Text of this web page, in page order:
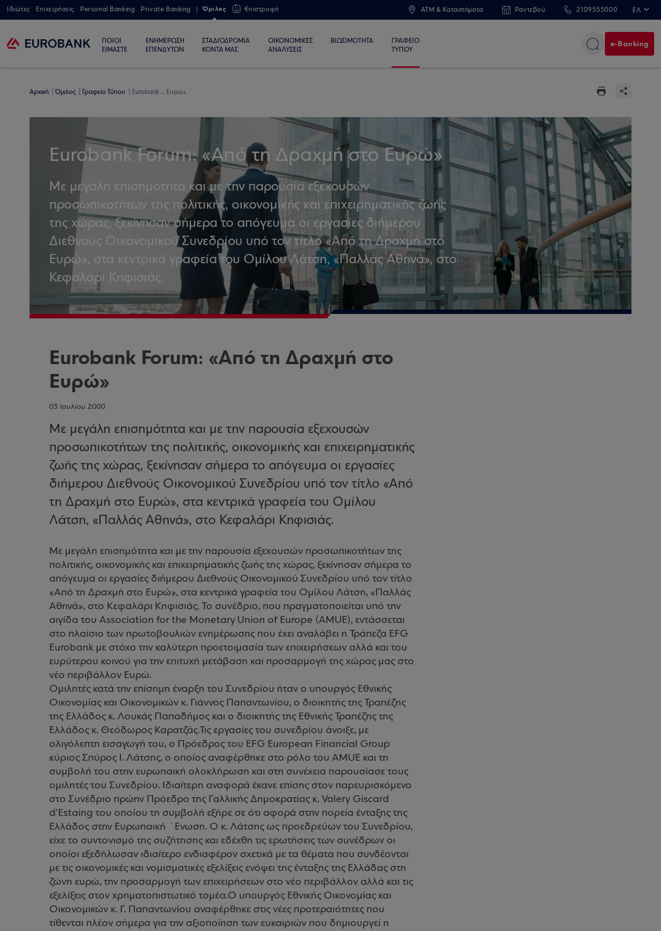
Ιδιώτες Επιχειρήσεις Personal Banking Private Banking Όμιλος €πιστροφή ATM & Καταστήματα Ραντεβού 2109555000 ΕΛ
ΠΟΙΟΙ
ΕΙΜΑΣΤΕ
ΕΝΗΜΕΡΩΣΗ
ΕΠΕΝΔΥΤΩΝ
ΣΤΑΔΙΟΔΡΟΜΙΑ
ΚΟΝΤΑ ΜΑΣ
ΟΙΚΟΝΟΜΙΚΕΣ
ΑΝΑΛΥΣΕΙΣ
ΒΙΩΣΙΜΟΤΗΤΑ
ΓΡΑΦΕΙΟ
ΤΥΠΟΥ
e-Banking
Αρχική Όμιλος Γραφείο Τύπου Eurobank ... Ευρώ»
Eurobank Forum: «Από τη Δραχμή στο Ευρώ»
Με μεγάλη επισημότητα και με την παρουσία εξεχουσών
προσωπικοτήτων της πολιτικής, οικονομικής και επιχειρηματικής ζωής
της χώρας, ξεκίνησαν σήμερα το απόγευμα οι εργασίες διήμερου
Διεθνούς Οικονομικού Συνεδρίου υπό τον τίτλο «Από τη Δραχμή στο
Ευρώ», στα κεντρικά γραφεία του Ομίλου Λάτση, «Παλλάς Αθηνά», στο
Κεφαλάρι Κηφισιάς.
Eurobank Forum: «Από τη Δραχμή στο
Ευρώ»
03 Ιουλίου 2000
Με μεγάλη επισημότητα και με την παρουσία εξεχουσών
προσωπικοτήτων της πολιτικής, οικονομικής και επιχειρηματικής
ζωής της χώρας, ξεκίνησαν σήμερα το απόγευμα οι εργασίες
διήμερου Διεθνούς Οικονομικού Συνεδρίου υπό τον τίτλο «Από
τη Δραχμή στο Ευρώ», στα κεντρικά γραφεία του Ομίλου
Λάτση, «Παλλάς Αθηνά», στο Κεφαλάρι Κηφισιάς.
Με μεγάλη επισημότητα και με την παρουσία εξεχουσών προσωπικοτήτων της
πολιτικής, οικονομικής και επιχειρηματικής ζωής της χώρας, ξεκίνησαν σήμερα το
απόγευμα οι εργασίες διήμερου Διεθνούς Οικονομικού Συνεδρίου υπό τον τίτλο
«Από τη Δραχμή στο Ευρώ», στα κεντρικά γραφεία του Ομίλου Λάτση, «Παλλάς
Αθηνά», στο Κεφαλάρι Κηφισιάς. Το συνέδριο, που πραγματοποιείται υπό την
αιγίδα του Association for the Monetary Union of Europe (AMUE), εντάσσεται
στο πλαίσιο των πρωτοβουλιών ενημέρωσης που έχει αναλάβει η Τράπεζα EFG
Eurobank με στόχο την καλύτερη προετοιμασία των επιχειρήσεων αλλά και του
ευρύτερου κοινού για την επιτυχή μετάβαση και προσαρμογή της χώρας μας στο
νέο περιβάλλον Ευρώ.
Ομιλητές κατά την επίσημη έναρξη του Συνεδρίου ήταν ο υπουργός Εθνικής
Οικονομίας και Οικονομικών κ. Γιάννος Παπαντωνίου, ο διοικητής της Τραπέζης
της Ελλάδος κ. Λουκάς Παπαδήμος και ο διοικητής της Εθνικής Τραπέζης της
Ελλάδος κ. Θεόδωρος Καρατζάς.Τις εργασίες του συνεδρίου άνοιξε, με
ολιγόλεπτη εισαγωγή του, ο Πρόεδρος του EFG European Financial Group
κύριος Σπύρος Ι. Λάτσης, ο οποίος αναφέρθηκε στο ρόλο του AMUE και τη
συμβολή του στην ευρωπαική ολοκλήρωση και στη συνέχεια παρουσίασε τους
ομιλητές του Συνεδρίου. Ιδιαίτερη αναφορά έκανε επίσης στον παρευρισκόμενο
στο Συνέδριο πρώην Πρόεδρο της Γαλλικής Δημοκρατίας κ. Valery Giscard
d'Estaing του οποίου τη συμβολή εξήρε σε ότι αφορά στην πορεία ένταξης της
Ελλάδος στην Ευρωπαική ΄Ενωση. Ο κ. Λάτσης ως προεδρεύων του Συνεδρίου,
είχε το συντονισμό της συζήτησης και εδέχθη τις ερωτήσεις των συνέδρων οι
οποίοι εξεδήλωσαν ιδιαίτερο ενδιαφέρον σχετικά με τα θέματα που συνδέονται
με τις οικονομικές και νομισματικές εξελίξεις ενόψει της ένταξης της Ελλάδας στη
ζώνη ευρώ, την προσαρμογή των επιχειρήσεων στο νέο περιβάλλον αλλά και τις
εξελίξεις στον χρηματοπιστωτικό τομέα.Ο υπουργός Εθνικής Οικονομίας και
Οικονομικών κ. Γ. Παπαντωνίου αναφέρθηκε στις νέες προτεραιότητες που
τίθενται πλέον σήμερα για την αξιοποίηση των ευκαιριών που δημιουργεί η